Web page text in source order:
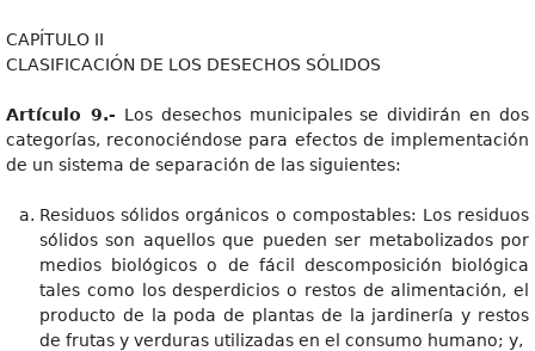
CAPÍTULO II
CLASIFICACIÓN DE LOS DESECHOS SÓLIDOS
Artículo 9.- Los desechos municipales se dividirán en dos
categorías, reconociéndose para efectos de implementación
de un sistema de separación de las siguientes:
Residuos sólidos orgánicos o compostables: Los residuos
sólidos son aquellos que pueden ser metabolizados por
medios biológicos o de fácil descomposición biológica
tales como los desperdicios o restos de alimentación, el
producto de la poda de plantas de la jardinería y restos
de frutas y verduras utilizadas en el consumo humano; y,